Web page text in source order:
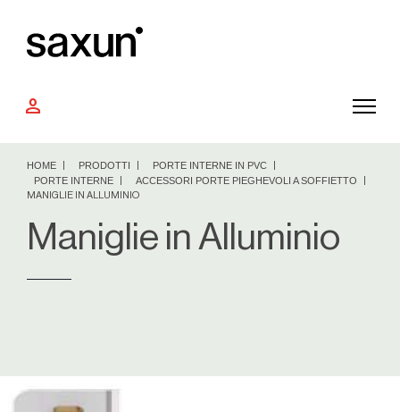
person
HOME PRODOTTI
PORTE INTERNE IN PVC
PORTE INTERNE
ACCESSORI PORTE PIEGHEVOLI A SOFFIETTO
MANIGLIE IN ALLUMINIO
Maniglie in Alluminio